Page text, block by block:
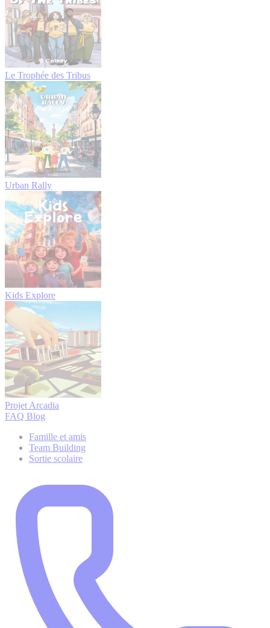
Le Trophée des Tribus
Urban Rally
Kids Explore
Projet Arcadia
FAQ Blog
Famille et amis
Team Building
Sortie scolaire